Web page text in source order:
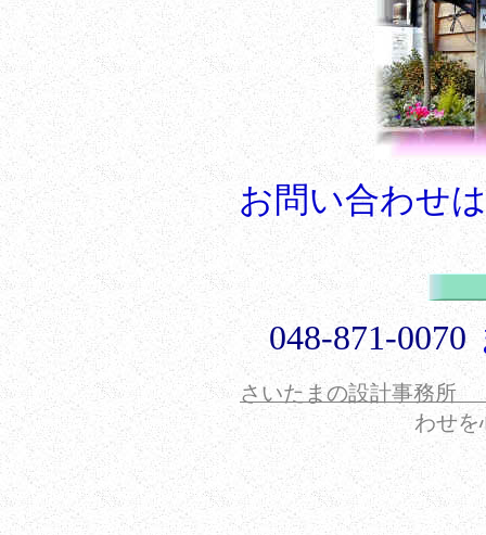
お問い合わせ
048-871-0070
さいたまの設計事務
わせを